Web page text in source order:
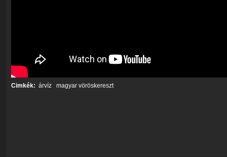
Cimkék: árvíz magyar vöröskereszt